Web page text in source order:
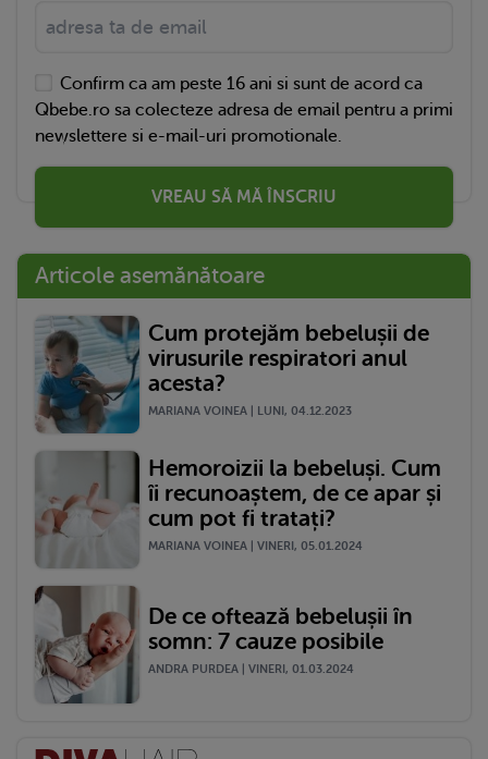
Confirm ca am peste 16 ani si sunt de acord ca
Qbebe.ro sa colecteze adresa de email pentru a primi
newslettere si e-mail-uri promotionale.
VREAU SĂ MĂ ÎNSCRIU
Articole asemănătoare
Cum protejăm bebelușii de
virusurile respiratori anul
acesta?
MARIANA VOINEA | LUNI, 04.12.2023
Hemoroizii la bebeluși. Cum
îi recunoaștem, de ce apar și
cum pot fi tratați?
MARIANA VOINEA | VINERI, 05.01.2024
De ce oftează bebelușii în
somn: 7 cauze posibile
ANDRA PURDEA | VINERI, 01.03.2024